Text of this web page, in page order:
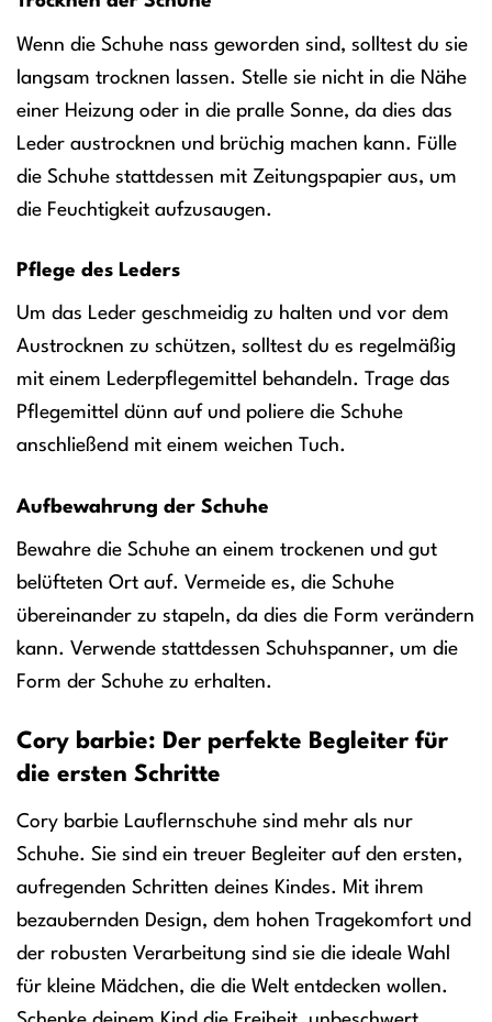
Wenn die Schuhe nass geworden sind, solltest du sie
langsam trocknen lassen. Stelle sie nicht in die Nähe
einer Heizung oder in die pralle Sonne, da dies das
Leder austrocknen und brüchig machen kann. Fülle
die Schuhe stattdessen mit Zeitungspapier aus, um
die Feuchtigkeit aufzusaugen.
Pflege des Leders
Um das Leder geschmeidig zu halten und vor dem
Austrocknen zu schützen, solltest du es regelmäßig
mit einem Lederpflegemittel behandeln. Trage das
Pflegemittel dünn auf und poliere die Schuhe
anschließend mit einem weichen Tuch.
Aufbewahrung der Schuhe
Bewahre die Schuhe an einem trockenen und gut
belüfteten Ort auf. Vermeide es, die Schuhe
übereinander zu stapeln, da dies die Form verändern
kann. Verwende stattdessen Schuhspanner, um die
Form der Schuhe zu erhalten.
Cory barbie: Der perfekte Begleiter für
die ersten Schritte
Cory barbie Lauflernschuhe sind mehr als nur
Schuhe. Sie sind ein treuer Begleiter auf den ersten,
aufregenden Schritten deines Kindes. Mit ihrem
bezaubernden Design, dem hohen Tragekomfort und
der robusten Verarbeitung sind sie die ideale Wahl
für kleine Mädchen, die die Welt entdecken wollen.